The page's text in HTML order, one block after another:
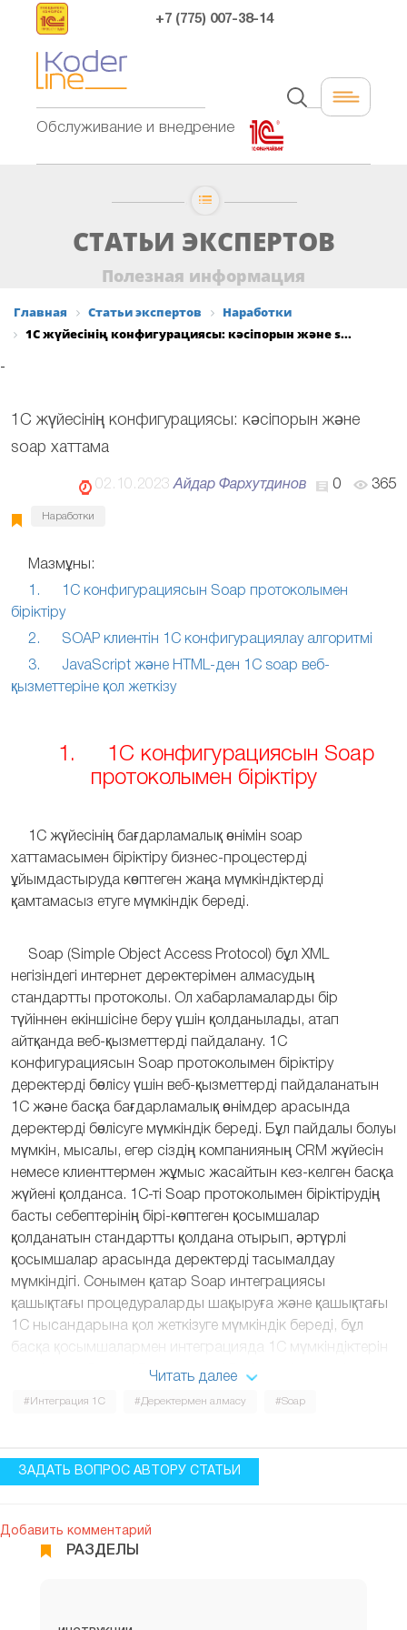
Обслуживание и внедрение
+7 (775) 007-38-14
СТАТЬИ ЭКСПЕРТОВ
Полезная информация
Главная Статьи экспертов
Наработки
1С жүйесінің конфигурациясы: кәсіпорын және s...
-
1С жүйесінің конфигурациясы: кәсіпорын және
soap хаттама
0 365
02.10.2023 Айдар Фархутдинов
Наработки
Мазмұны:
1. 1С конфигурациясын Soap протоколымен
біріктіру
2. SOAP клиентін 1С конфигурациялау алгоритмі
3. JavaScript және HTML-ден 1С soap веб-
қызметтеріне қол жеткізу
1. 1С конфигурациясын Soap
протоколымен біріктіру
1С жүйесінің бағдарламалық өнімін soap
хаттамасымен біріктіру бизнес-процестерді
ұйымдастыруда көптеген жаңа мүмкіндіктерді
қамтамасыз етуге мүмкіндік береді.
Soap (Simple Object Access Protocol) бұл XML
негізіндегі интернет деректерімен алмасудың
стандартты протоколы. Ол хабарламаларды бір
түйіннен екіншісіне беру үшін қолданылады, атап
айтқанда веб-қызметтерді пайдалану. 1С
конфигурациясын Soap протоколымен біріктіру
деректерді бөлісу үшін веб-қызметтерді пайдаланатын
1С және басқа бағдарламалық өнімдер арасында
деректерді бөлісуге мүмкіндік береді. Бұл пайдалы болуы
мүмкін, мысалы, егер сіздің компанияның CRM жүйесін
немесе клиенттермен жұмыс жасайтын кез-келген басқа
жүйені қолданса. 1С-ті Soap протоколымен біріктірудің
басты себептерінің бірі-көптеген қосымшалар
қолданатын стандартты қолдана отырып, әртүрлі
қосымшалар арасында деректерді тасымалдау
мүмкіндігі. Сонымен қатар Soap интеграциясы
қашықтағы процедураларды шақыруға және қашықтағы
1С нысандарына қол жеткізуге мүмкіндік береді, бұл
басқа қосымшалармен интеграцияда 1С мүмкіндіктерін
едәуір кеңейтеді. 1С деректерді бөлісу үшін келесі
конфигурациялау алгоритмі
Читать далее
#Интеграция 1С #Деректермен алмасу #Soap
ЗАДАТЬ ВОПРОС АВТОРУ СТАТЬИ
Добавить комментарий
РАЗДЕЛЫ